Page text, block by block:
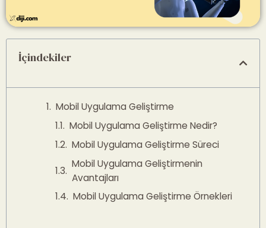
İçindekiler
Mobil Uygulama Geliştirme
Mobil Uygulama Geliştirme Nedir?
Mobil Uygulama Geliştirme Süreci
Mobil Uygulama Geliştirmenin
Avantajları
Mobil Uygulama Geliştirme Örnekleri